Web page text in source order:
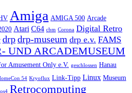
Amiga AMIGA 500 Arcade
Atari C64 cbm Corona Digital Retro
drpdrp-museum drp e.v. FAMS
UND ARCADEMUSEUM
Amusement Only e.V. geschlossen Hanau
54 Kryoflux Link-Tipp Linux Museum
os4 Retrocomputing